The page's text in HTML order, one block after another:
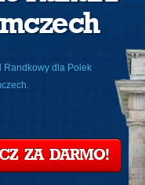
Randkowy dla Polek
ZA DARMO!